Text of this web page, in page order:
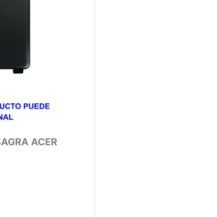
ACER